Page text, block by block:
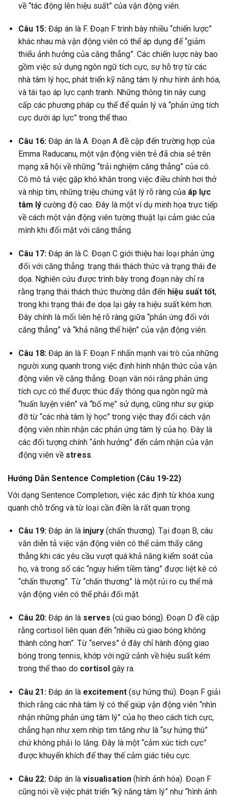
về “tác động lên hiệu suất” của vận động viên.
Câu 15:Đáp án là F. Đoạn F trình bày nhiều “chiến lược”
khác nhau mà vận động viên có thể áp dụng để “giảm
thiểu ảnh hưởng của căng thẳng”. Các chiến lược này bao
gồm việc sử dụng ngôn ngữ tích cực, sự hỗ trợ từ các
nhà tâm lý học, phát triển kỹ năng tâm lý như hình ảnh hóa,
và tái tạo áp lực cạnh tranh. Những thông tin này cung
cấp các phương pháp cụ thể để quản lý và “phản ứng tích
cực dưới áp lực” trong thể thao.
Câu 16:Đáp án là A. Đoạn A đề cập đến trường hợp của
Emma Raducanu, một vận động viên trẻ đã chia sẻ trên
mạng xã hội về những “trải nghiệm căng thẳng” của cô.
Cô mô tả việc gặp khó khăn trong việc điều chỉnh hơi thở
và nhịp tim, những triệu chứng vật lý rõ ràng của áp lực
tâm lýcường độ cao. Đây là một ví dụ minh họa trực tiếp
về cách một vận động viên tường thuật lại cảm giác của
mình khi đối mặt với căng thẳng.
Câu 17:Đáp án là C. Đoạn C giới thiệu hai loại phản ứng
đối với căng thẳng: trạng thái thách thức và trạng thái đe
dọa. Nghiên cứu được trình bày trong đoạn này chỉ ra
rằng trạng thái thách thức thường dẫn đến hiệu suất tốt,
trong khi trạng thái đe dọa lại gây ra hiệu suất kém hơn.
Đây chính là mối liên hệ rõ ràng giữa “phản ứng đối với
căng thẳng” và “khả năng thể hiện” của vận động viên.
Câu 18:Đáp án là F. Đoạn F nhấn mạnh vai trò của những
người xung quanh trong việc định hình nhận thức của vận
động viên về căng thẳng. Đoạn văn nói rằng phản ứng
tích cực có thể được thúc đẩy thông qua ngôn ngữ mà
“huấn luyện viên” và “bố mẹ” sử dụng, cũng như sự giúp
đỡ từ “các nhà tâm lý học” trong việc thay đổi cách vận
động viên nhìn nhận các phản ứng tâm lý của họ. Đây là
các đối tượng chính “ảnh hưởng” đến cảm nhận của vận
động viên về stress.
Hướng Dẫn Sentence Completion (Câu 19-22)
Với dạng Sentence Completion, việc xác định từ khóa xung
quanh chỗ trống và từ loại cần điền là rất quan trọng.
Câu 19:Đáp án là injury(chấn thương). Tại đoạn B, câu
văn diễn tả việc vận động viên có thể cảm thấy căng
thẳng khi các yêu cầu vượt quá khả năng kiểm soát của
họ, và trong số các “nguy hiểm tiềm tàng” được liệt kê có
“chấn thương”. Từ “chấn thương” là một rủi ro cụ thể mà
vận động viên có thể phải đối mặt.
Câu 20:Đáp án là serves (cú giao bóng). Đoạn D đề cập
rằng cortisol liên quan đến “nhiều cú giao bóng không
thành công hơn”. Từ “serves” ở đây chỉ hành động giao
bóng trong tennis, khớp với ngữ cảnh về hiệu suất kém
trong thể thao do cortisolgây ra.
Câu 21:Đáp án là excitement(sự hứng thú). Đoạn F giải
thích rằng các nhà tâm lý có thể giúp vận động viên “nhìn
nhận những phản ứng tâm lý” của họ theo cách tích cực,
chẳng hạn như xem nhịp tim tăng như là “sự hứng thú”
chứ không phải lo lắng. Đây là một “cảm xúc tích cực”
được khuyến khích để thay thế cảm giác tiêu cực.
Câu 22:Đáp án là visualisation(hình ảnh hóa). Đoạn F
cũng nói về việc phát triển “kỹ năng tâm lý” như “hình ảnh